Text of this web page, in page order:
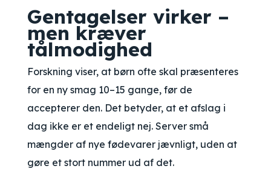
Gentagelser virker –
men kræver
tålmodighed
Forskning viser, at børn ofte skal præsenteres
for en ny smag 10–15 gange, før de
accepterer den. Det betyder, at et afslag i
dag ikke er et endeligt nej. Server små
mængder af nye fødevarer jævnligt, uden at
gøre et stort nummer ud af det.